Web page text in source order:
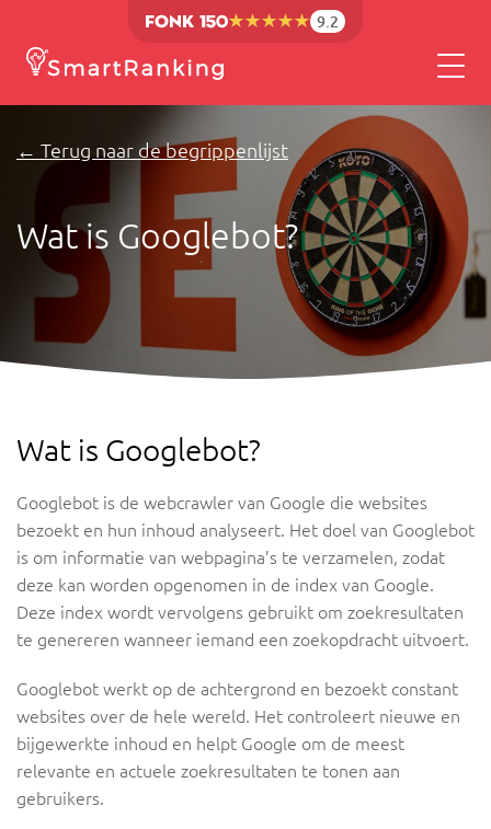
9.2
← Terug naar de begrippenlijst
Wat is Googlebot?
Wat is Googlebot?
Googlebot is de webcrawler van Google die websites
bezoekt en hun inhoud analyseert. Het doel van Googlebot
is om informatie van webpagina’s te verzamelen, zodat
deze kan worden opgenomen in de index van Google.
Deze index wordt vervolgens gebruikt om zoekresultaten
te genereren wanneer iemand een zoekopdracht uitvoert.
Googlebot werkt op de achtergrond en bezoekt constant
websites over de hele wereld. Het controleert nieuwe en
bijgewerkte inhoud en helpt Google om de meest
relevante en actuele zoekresultaten te tonen aan
gebruikers.